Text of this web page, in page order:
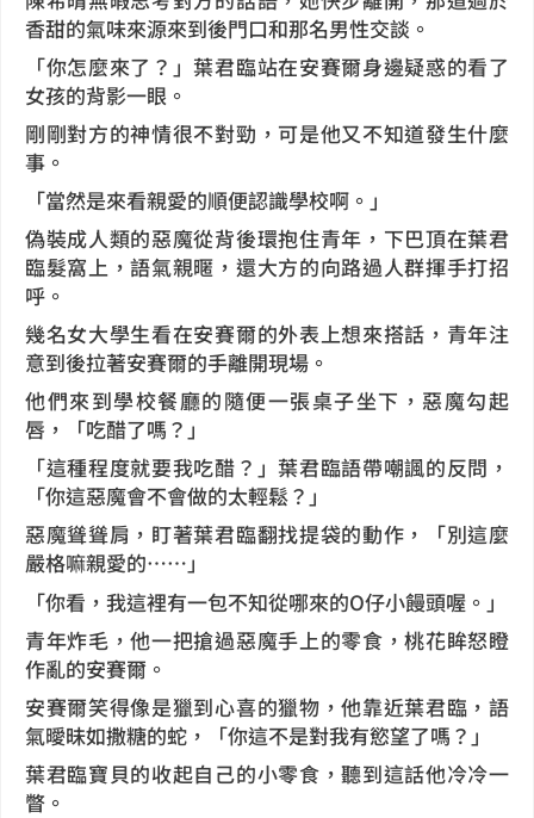
香甜的氣味來源來到後門口和那名男性交談。
「你怎麼來了？」葉君臨站在安賽爾身邊疑惑的看了
女孩的背影一眼。
剛剛對方的神情很不對勁，可是他又不知道發生什麼
事。
「當然是來看親愛的順便認識學校啊。」
偽裝成人類的惡魔從背後環抱住青年，下巴頂在葉君
臨髮窩上，語氣親暱，還大方的向路過人群揮手打招
呼。
幾名女大學生看在安賽爾的外表上想來搭話，青年注
意到後拉著安賽爾的手離開現場。
他們來到學校餐廳的隨便一張桌子坐下，惡魔勾起
唇，「吃醋了嗎？」
「這種程度就要我吃醋？」葉君臨語帶嘲諷的反問，
「你這惡魔會不會做的太輕鬆？」
惡魔聳聳肩，盯著葉君臨翻找提袋的動作，「別這麼
嚴格嘛親愛的……」
「你看，我這裡有一包不知從哪來的O仔小饅頭喔。」
青年炸毛，他一把搶過惡魔手上的零食，桃花眸怒瞪
作亂的安賽爾。
安賽爾笑得像是獵到心喜的獵物，他靠近葉君臨，語
氣曖昧如撒糖的蛇，「你這不是對我有慾望了嗎？」
葉君臨寶貝的收起自己的小零食，聽到這話他冷冷一
瞥。